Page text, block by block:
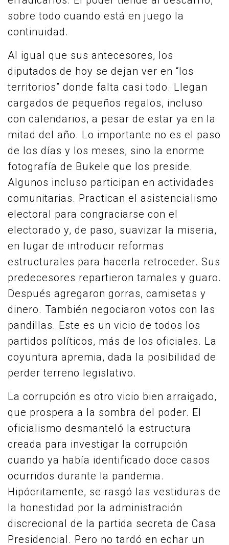
sobre todo cuando está en juego la
continuidad.
Al igual que sus antecesores, los
diputados de hoy se dejan ver en “los
territorios” donde falta casi todo. Llegan
cargados de pequeños regalos, incluso
con calendarios, a pesar de estar ya en la
mitad del año. Lo importante no es el paso
de los días y los meses, sino la enorme
fotografía de Bukele que los preside.
Algunos incluso participan en actividades
comunitarias. Practican el asistencialismo
electoral para congraciarse con el
electorado y, de paso, suavizar la miseria,
en lugar de introducir reformas
estructurales para hacerla retroceder. Sus
predecesores repartieron tamales y guaro.
Después agregaron gorras, camisetas y
dinero. También negociaron votos con las
pandillas. Este es un vicio de todos los
partidos políticos, más de los oficiales. La
coyuntura apremia, dada la posibilidad de
perder terreno legislativo.
La corrupción es otro vicio bien arraigado,
que prospera a la sombra del poder. El
oficialismo desmanteló la estructura
creada para investigar la corrupción
cuando ya había identificado doce casos
ocurridos durante la pandemia.
Hipócritamente, se rasgó las vestiduras de
la honestidad por la administración
discrecional de la partida secreta de Casa
Presidencial. Pero no tardó en echar un